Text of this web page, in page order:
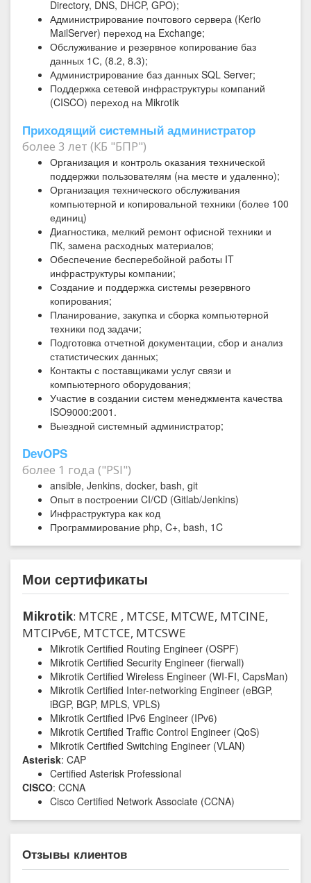
Directory, DNS, DHCP, GPO);
Администрирование почтового сервера (Kerio
MailServer) переход на Exchange;
Обслуживание и резервное копирование баз
данных 1С, (8.2, 8.3);
Администрирование баз данных SQL Server;
Поддержка сетевой инфраструктуры компаний
(CISCO) переход на Mikrotik
Приходящий системный администратор
более 3 лет (КБ "БПР")
Организация и контроль оказания технической
поддержки пользователям (на месте и удаленно);
Организация технического обслуживания
компьютерной и копировальной техники (более 100
единиц)
Диагностика, мелкий ремонт офисной техники и
ПК, замена расходных материалов;
Обеспечение бесперебойной работы IT
инфраструктуры компании;
Создание и поддержка системы резервного
копирования;
Планирование, закупка и сборка компьютерной
техники под задачи;
Подготовка отчетной документации, сбор и анализ
статистических данных;
Контакты с поставщиками услуг связи и
компьютерного оборудования;
Участие в создании систем менеджмента качества
ISO9000:2001.
Выездной системный администратор;
DevOPS
более 1 года ("PSI")
ansible, Jenkins, docker, bash, git
Опыт в построении CI/CD (Gitlab/Jenkins)
Инфраструктура как код
Программирование php, C+, bash, 1C
Мои сертификаты
Mikrotik: MTCRE , MTCSE, MTCWE, MTCINE,
MTCIPv6E, MTCTCE, MTCSWE
Mikrotik Certified Routing Engineer (OSPF)
Mikrotik Certified Security Engineer (fierwall)
Mikrotik Certified Wireless Engineer (WI-FI, CapsMan)
Mikrotik Certified Inter-networking Engineer (eBGP,
iBGP, BGP, MPLS, VPLS)
Mikrotik Certified IPv6 Engineer (IPv6)
Mikrotik Certified Traffic Control Engineer (QoS)
Mikrotik Certified Switching Engineer (VLAN)
Asterisk: CAP
Certified Asterisk Professional
CISCO: CCNA
Cisco Certified Network Associate (CCNA)
Отзывы клиентов